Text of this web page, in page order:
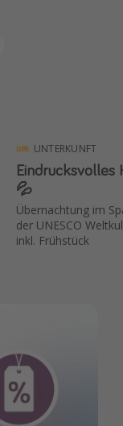
UNTERKUNFT
Eindrucksvolles
💦
Übernachtung im
der UNESCO
inkl. Frühstück